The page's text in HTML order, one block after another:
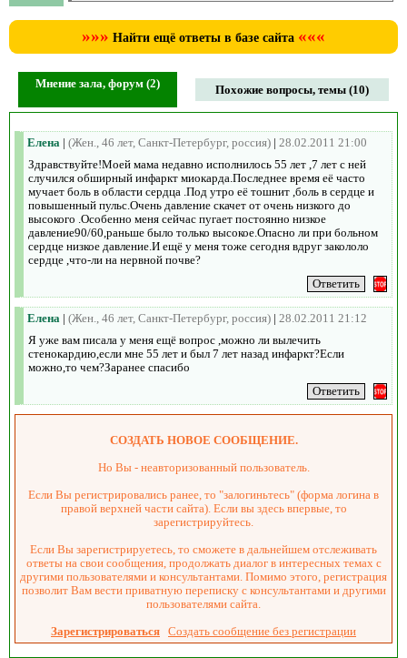
»»» Найти ещё ответы в базе сайта «««
Мнение зала, форум (2) Похожие вопросы, темы (10)
Елена | (Жен., 46 лет, Санкт-Петербург, россия) | 28.02.2011 21:00
Здравствуйте!Моей мама недавно исполнилось 55 лет ,7 лет с ней
случился обширный инфаркт миокарда.Последнее время её часто
мучает боль в области сердца .Под утро её тошнит ,боль в сердце и
повышенный пульс.Очень давление скачет от очень низкого до
высокого .Особенно меня сейчас пугает постоянно низкое
давление90/60,раньше было только высокое.Опасно ли при больном
сердце низкое давление.И ещё у меня тоже сегодня вдруг закололо
сердце ,что-ли на нервной почве?
Елена | (Жен., 46 лет, Санкт-Петербург, россия) | 28.02.2011 21:12
Я уже вам писала у меня ещё вопрос ,можно ли вылечить
стенокардию,если мне 55 лет и был 7 лет назад инфаркт?Если
можно,то чем?Заранее спасибо
СОЗДАТЬ НОВОЕ СООБЩЕНИЕ.
Но Вы - неавторизованный пользователь.
Если Вы регистрировались ранее, то "залогиньтесь" (форма логина в
правой верхней части сайта). Если вы здесь впервые, то
зарегистрируйтесь.
Если Вы зарегистрируетесь, то сможете в дальнейшем отслеживать
ответы на свои сообщения, продолжать диалог в интересных темах с
другими пользователями и консультантами. Помимо этого, регистрация
позволит Вам вести приватную переписку с консультантами и другими
пользователями сайта.
Зарегистрироваться Создать сообщение без регистрации